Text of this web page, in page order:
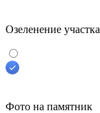
Озеленение участка
Фото на памятник